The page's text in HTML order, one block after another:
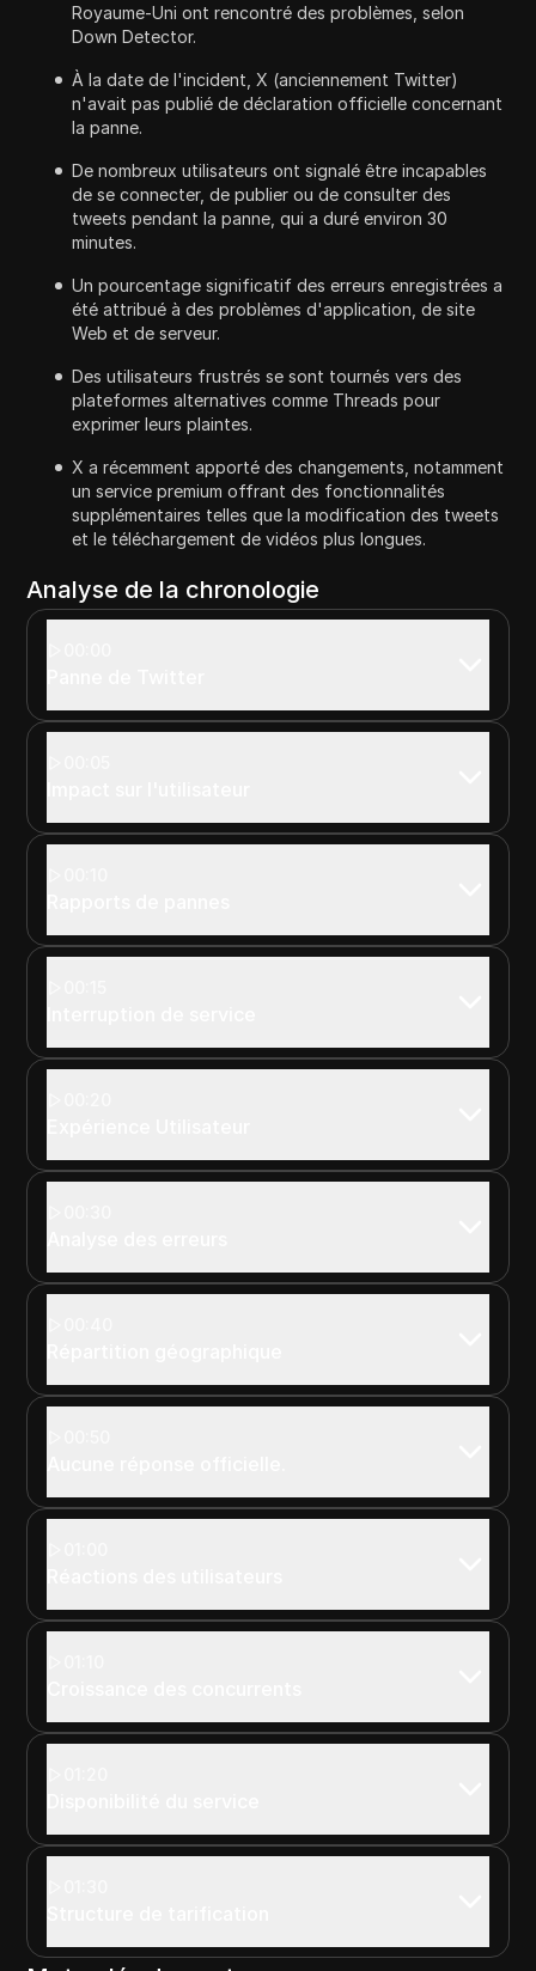
Royaume-Uni ont rencontré des problèmes, selon
Down Detector.
À la date de l'incident, X (anciennement Twitter)
n'avait pas publié de déclaration officielle concernant
la panne.
De nombreux utilisateurs ont signalé être incapables
de se connecter, de publier ou de consulter des
tweets pendant la panne, qui a duré environ 30
minutes.
Un pourcentage significatif des erreurs enregistrées a
été attribué à des problèmes d'application, de site
Web et de serveur.
Des utilisateurs frustrés se sont tournés vers des
plateformes alternatives comme Threads pour
exprimer leurs plaintes.
X a récemment apporté des changements, notamment
un service premium offrant des fonctionnalités
supplémentaires telles que la modification des tweets
et le téléchargement de vidéos plus longues.
Analyse de la chronologie